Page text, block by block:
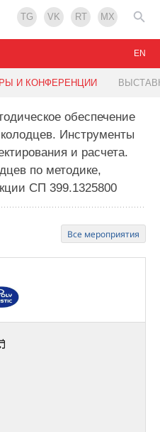
TG VK RT MX
И КОНФЕРЕНЦИИ
EN
обеспечение
Инструменты
и расчета.
по методике,
СП 399.1325800
Все мероприятия